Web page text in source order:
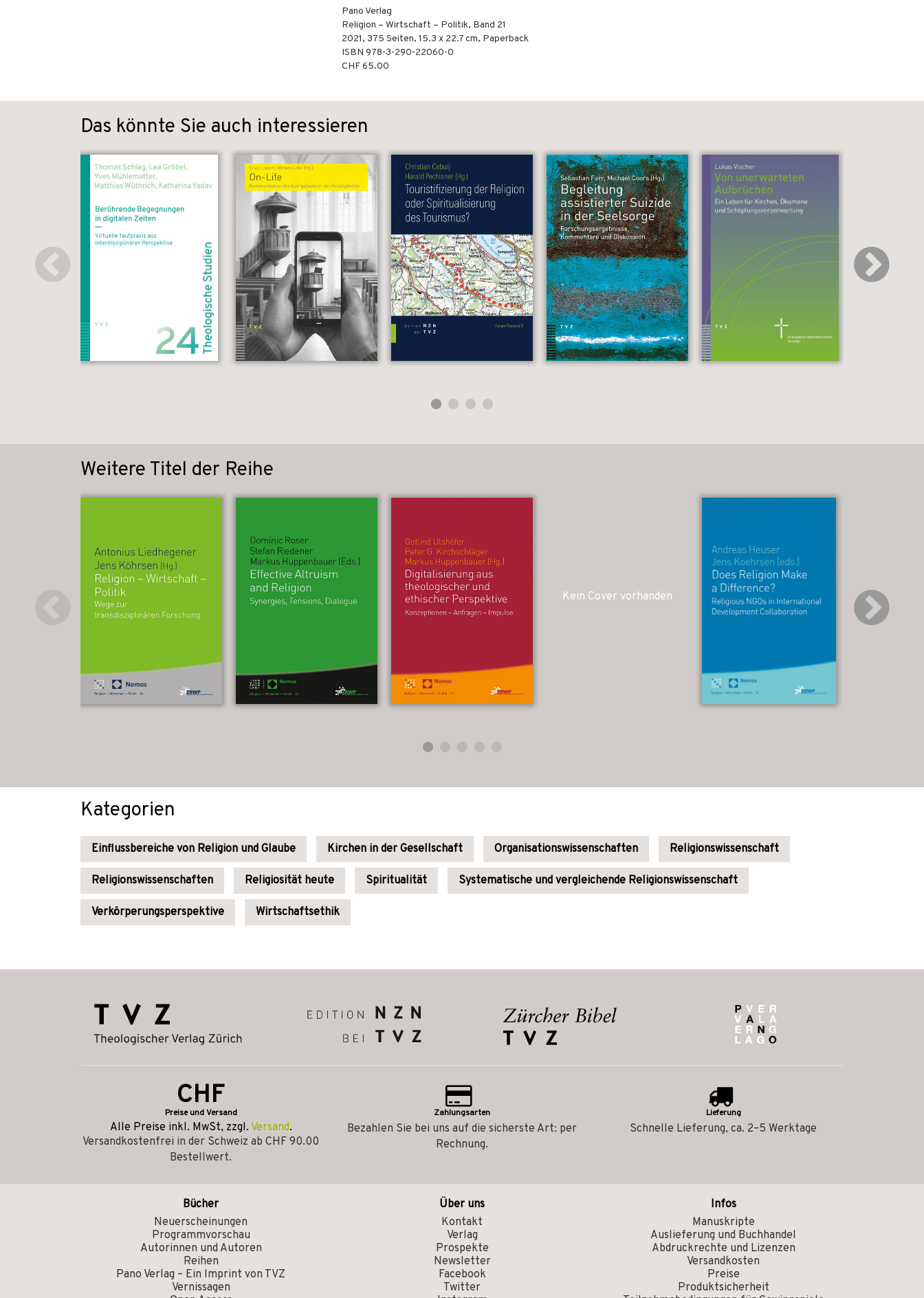
Pano Verlag
Religion – Wirtschaft – Politik, Band 21
2021, 375 Seiten, 15.3 x 22.7 cm, Paperback
ISBN 978-3-290-22060-0
CHF 65.00
Das könnte Sie auch interessieren
Weitere Titel der Reihe
Kein Cover vorhanden
Kategorien
Einflussbereiche von Religion und Glaube Kirchen in der Gesellschaft Organisationswissenschaften Religionswissenschaft
Religionswissenschaften Religiosität heute Spiritualität Systematische und vergleichende Religionswissenschaft
Verkörperungsperspektive Wirtschaftsethik
CHF
Preise und Versand
Alle Preise inkl. MwSt, zzgl. Versand.
Versandkostenfrei in der Schweiz ab CHF 90.00
Bestellwert.
Zahlungsarten
Bezahlen Sie bei uns auf die sicherste Art: per
Rechnung.
Lieferung
Schnelle Lieferung, ca. 2–5 Werktage
Bücher
Neuerscheinungen
Programmvorschau
Autorinnen und Autoren
Reihen
Pano Verlag – Ein Imprint von TVZ
Vernissagen
Über uns
Kontakt
Verlag
Prospekte
Newsletter
Facebook
Twitter
Infos
Manuskripte
Auslieferung und Buchhandel
Abdruckrechte und Lizenzen
Versandkosten
Preise
Produktsicherheit